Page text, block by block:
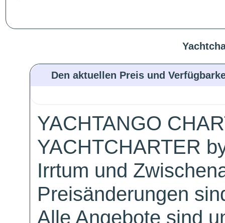
Den aktuellen Preis und
YACHTANGO
YACHTCHARTER
Irrtum und
Preisänderungen
Alle Angebote sind